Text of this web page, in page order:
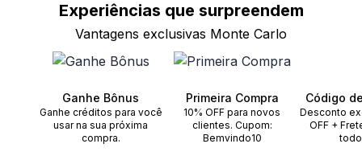
Experiências que surpreendem
Vantagens exclusivas Monte Carlo
Ganhe Bônus
Ganhe créditos para você
usar na sua próxima
compra.
Primeira Compra
10% OFF para novos
clientes. Cupom:
Bemvindo10
Código
Desconto
OFF +